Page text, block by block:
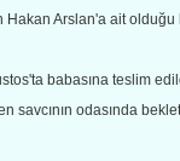
Hakan Arslan'a ait
babasına teslim
savcının odasında